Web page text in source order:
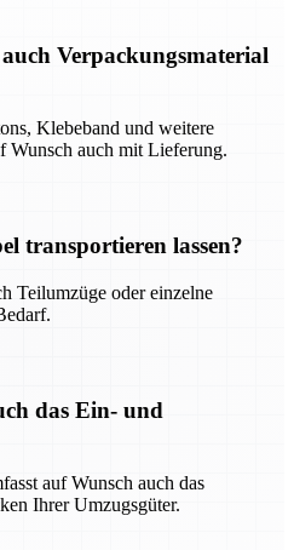
Verpackungsmaterial
Klebeband und weitere
Wunsch auch mit Lieferung.
transportieren lassen?
Teilumzüge oder einzelne
das Ein- und
auf Wunsch auch das
Ihrer Umzugsgüter.